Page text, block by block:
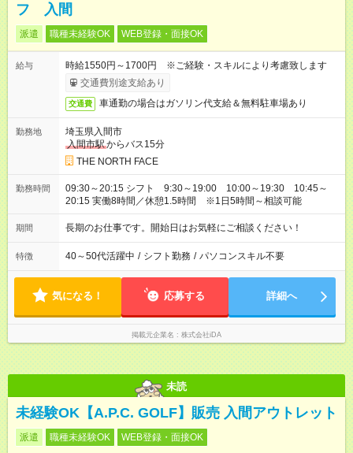
フ 入間
派遣 職種未経験OK WEB登録・面接OK
給与
時給1550円～1700円 ※ご経験・スキルにより考慮致します
交通費別途支給あり
交通費 車通勤の場合はガソリン代支給＆無料駐車場あり
勤務地
埼玉県入間市
入間市駅からバス15分
THE NORTH FACE
勤務時間
09:30～20:15 シフト 9:30～19:00 10:00～19:30 10:45～
20:15 実働8時間／休憩1.5時間 ※1日5時間～相談可能
期間 長期のお仕事です。開始日はお気軽にご相談ください！
特徴 40～50代活躍中 / シフト勤務 / パソコンスキル不要
気になる！ 応募する 詳細へ
掲載元企業名 株式会社iDA
未読
未経験OK【A.P.C. GOLF】販売 入間アウトレット
派遣 職種未経験OK WEB登録・面接OK